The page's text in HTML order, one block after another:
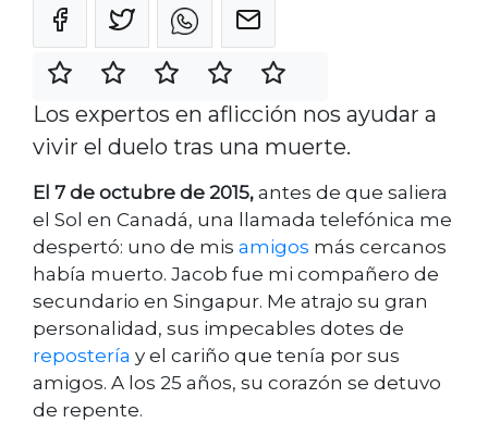
Los expertos en aflicción nos ayudar a
vivir el duelo tras una muerte.
El 7 de octubre de 2015, antes de que saliera
el Sol en Canadá, una llamada telefónica me
despertó: uno de mis amigos más cercanos
había muerto. Jacob fue mi compañero de
secundario en Singapur. Me atrajo su gran
personalidad, sus impecables dotes de
repostería y el cariño que tenía por sus
amigos. A los 25 años, su corazón se detuvo
de repente.